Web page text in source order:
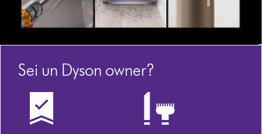
Sei un Dyson owner?